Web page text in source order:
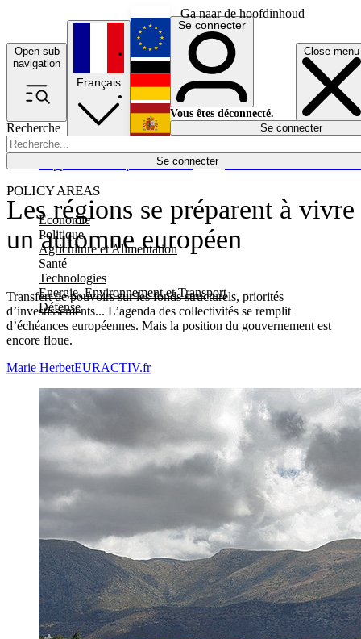
Ga naar de hoofdinhoud
Open sub
navigation
Close menu
Recherche
Se connecter
POLICY AREAS
Economie
Politique
Agriculture et Alimentation
Santé
Technologies
Energie, Environnement et Transport
Défense
Économie
Français
English
Deutsch
Español
Se connecter
Vous êtes déconnecté.
Se connecter
Les régions se préparent à vivre
un automne européen
Transfert de pouvoirs sur les fonds structurels, priorités
d’investissements... L’agenda des collectivités se remplit
d’échéances européennes. Mais la position du gouvernement est
encore floue.
Marie HerbetEURACTIV.fr